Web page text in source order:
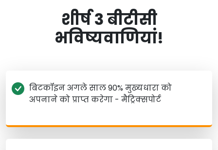
शीर्ष 3 बीटीसी
भविष्यवाणियां!
बिटकॉइन अगले साल 90% मुख्यधारा को
अपनाने को प्राप्त करेगा - मैट्रिक्सपोर्ट